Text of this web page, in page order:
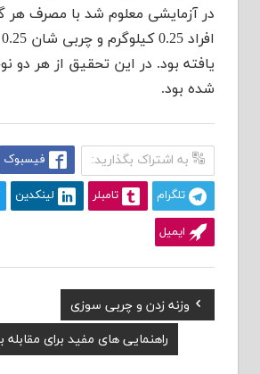
در آزمایشی معلوم شد با مصرف هر
یافته بود. در این تحقیق از هر دو
شده بود.
به اشتراک بگذارید: فیسبوک
تلگرام تامبلر لینکدین
ایمیل
راهبری
نوشته
Previous
Post:
وزنه زدن و چربی سوزی
Next
Post:
راهنمایی های مفید برای مقابله